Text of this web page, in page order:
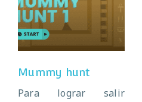
Mummy hunt
Mummy hunt
Para lograr salir